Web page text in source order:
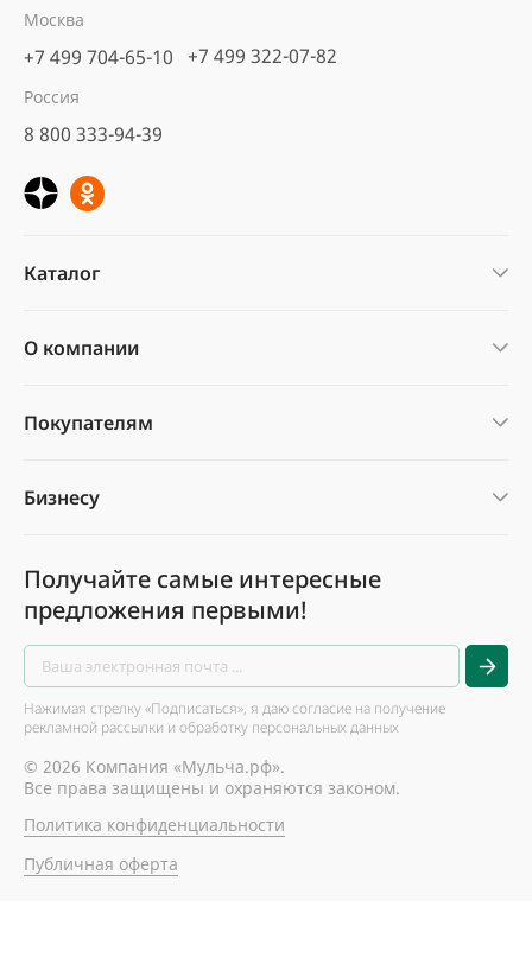
Москва
+7 499 704-65-10 +7 499 322-07-82
Россия
8 800 333-94-39
Каталог
О компании
Покупателям
Бизнесу
Получайте самые интересные
предложения первыми!
Нажимая стрелку «Подписаться», я даю согласие на получение
рекламной рассылки и обработку персональных данных
© 2026 Компания «Мульча.рф».
Все права защищены и охраняются законом.
Политика конфиденциальности
Публичная оферта